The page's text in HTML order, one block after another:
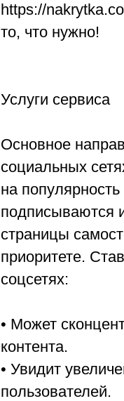
https://
то, что нужно!
Услуги сервиса
Основное
социальных
на
подписываются
страницы
приоритете.
соцсетях:
• Может
контента.
• Увидит
пользователей.